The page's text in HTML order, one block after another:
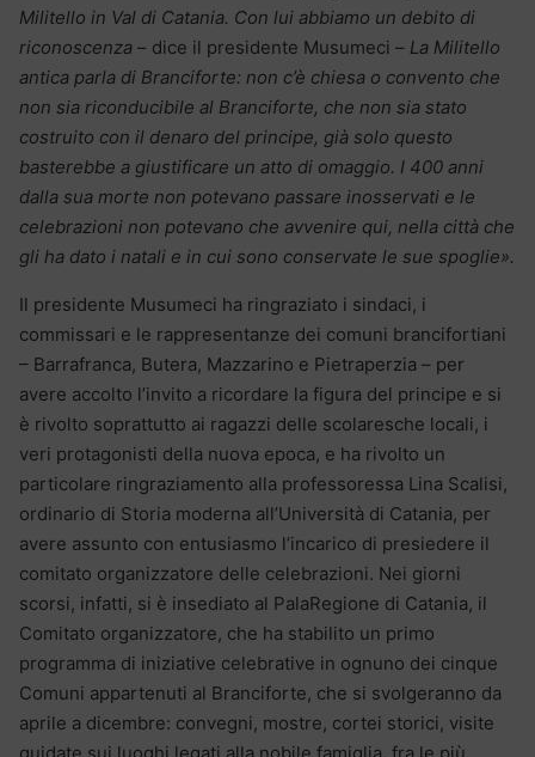
Militello in Val di Catania. Con lui abbiamo un debito di
riconoscenza – dice il presidente Musumeci – La Militello
antica parla di Branciforte: non c’è chiesa o convento che
non sia riconducibile al Branciforte, che non sia stato
costruito con il denaro del principe, già solo questo
basterebbe a giustificare un atto di omaggio. I 400 anni
dalla sua morte non potevano passare inosservati e le
celebrazioni non potevano che avvenire qui, nella città che
gli ha dato i natali e in cui sono conservate le sue spoglie».
Il presidente Musumeci ha ringraziato i sindaci, i
commissari e le rappresentanze dei comuni brancifortiani
– Barrafranca, Butera, Mazzarino e Pietraperzia – per
avere accolto l’invito a ricordare la figura del principe e si
è rivolto soprattutto ai ragazzi delle scolaresche locali, i
veri protagonisti della nuova epoca, e ha rivolto un
particolare ringraziamento alla professoressa Lina Scalisi,
ordinario di Storia moderna all’Università di Catania, per
avere assunto con entusiasmo l’incarico di presiedere il
comitato organizzatore delle celebrazioni. Nei giorni
scorsi, infatti, si è insediato al PalaRegione di Catania, il
Comitato organizzatore, che ha stabilito un primo
programma di iniziative celebrative in ognuno dei cinque
Comuni appartenuti al Branciforte, che si svolgeranno da
aprile a dicembre: convegni, mostre, cortei storici, visite
guidate sui luoghi legati alla nobile famiglia, fra le più